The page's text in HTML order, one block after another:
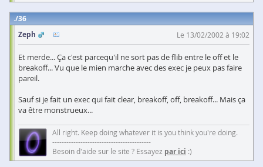
36
Zeph
Le 13/02/2002 à 19:02
Et merde... Ça c'est parcequ'il ne sort pas de flib entre le off et le
breakoff... Vu que le mien marche avec des exec je peux pas faire
pareil.
Sauf si je fait un exec qui fait clear, breakoff, off, breakoff... Mais ça
va être monstrueux...
All right. Keep doing whatever it is you think you're doing.
------------------------------------------
Besoin d'aide sur le site ? Essayez par ici :)